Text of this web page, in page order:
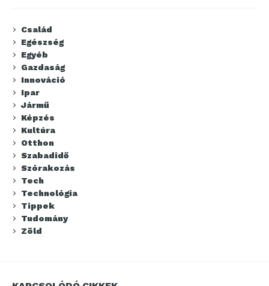
Család
Egészség
Egyéb
Gazdaság
Innováció
Ipar
Jármű
Képzés
Kultúra
Otthon
Szabadidő
Szórakozás
Tech
Technológia
Tippek
Tudomány
Zöld